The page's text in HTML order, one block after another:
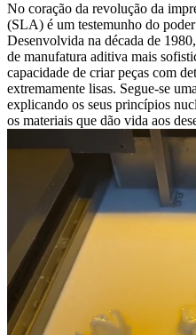
No coração da revolução da
(SLA) é um testemunho do
Desenvolvida na década de
de manufatura aditiva mais
capacidade de criar peças com
extremamente lisas. Segue-se
explicando os seus princípios
os materiais que dão vida aos